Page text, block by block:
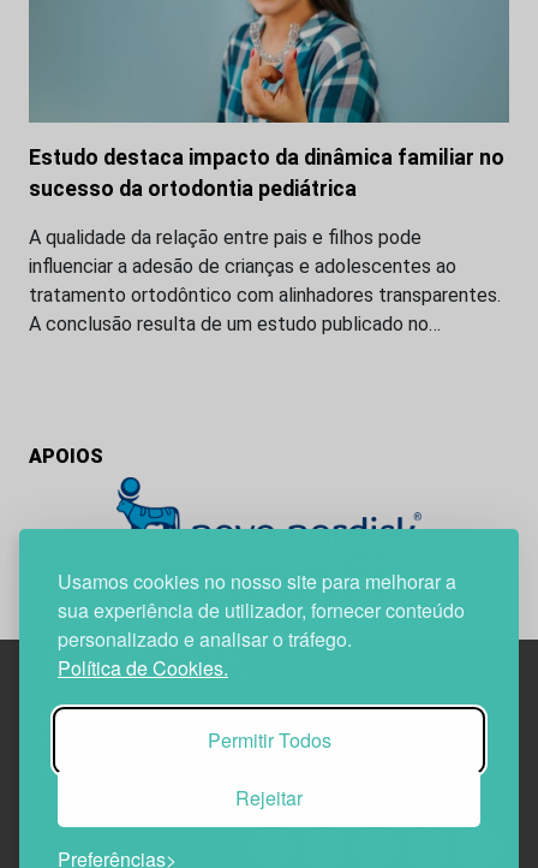
Usamos cookies no nosso site para melhorar a
sua experiência de utilizador, fornecer conteúdo
personalizado e analisar o tráfego.
Política de Cookies.
Permitir Todos
Rejeitar
Preferências
Estudo destaca impacto da dinâmica familiar no
sucesso da ortodontia pediátrica
A qualidade da relação entre pais e filhos pode
influenciar a adesão de crianças e adolescentes ao
tratamento ortodôntico com alinhadores transparentes.
A conclusão resulta de um estudo publicado no…
APOIOS
Edif. Lisboa Oriente | Av. Infante D. Henrique, n.º 333H, esc.
1800-282 Lisboa | Portugal